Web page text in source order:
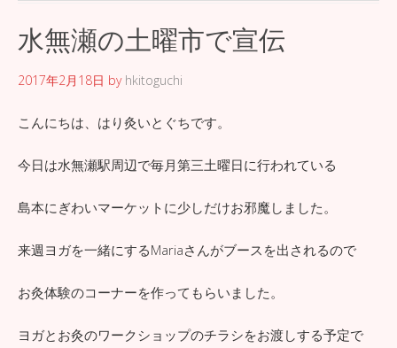
水無瀬の土曜市で宣伝
2017年2月18日 by hkitoguchi
こんにちは、はり灸いとぐちです。
今日は水無瀬駅周辺で毎月第三土曜日に行われている
島本にぎわいマーケットに少しだけお邪魔しました。
来週ヨガを一緒にするMariaさんがブースを出されるので
お灸体験のコーナーを作ってもらいました。
ヨガとお灸のワークショップのチラシをお渡しする予定で